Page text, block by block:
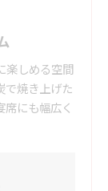
楽しめる空間
で焼き上げた
にも幅広く